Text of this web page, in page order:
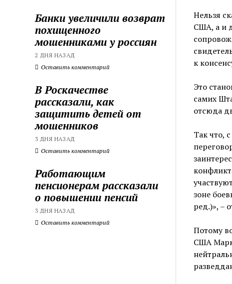
Банки увеличили возврат
похищенного
мошенниками у россиян
2 ДНЯ НАЗАД
Оставить комментарий
В Роскачестве
рассказали, как
защитить детей от
мошенников
3 ДНЯ НАЗАД
Оставить комментарий
Работающим
пенсионерам рассказали
о повышении пенсий
3 ДНЯ НАЗАД
Оставить комментарий
Нельзя
США, а и
к
Это
самих
отсюда
Так что,
зоне
ред.)», –
Потому
США